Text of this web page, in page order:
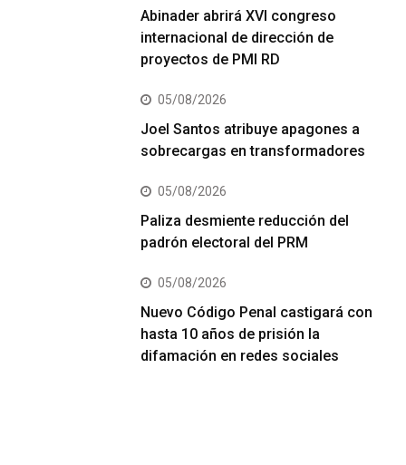
Abinader abrirá XVI congreso
internacional de dirección de
proyectos de PMI RD
05/08/2026
Joel Santos atribuye apagones a
sobrecargas en transformadores
05/08/2026
Paliza desmiente reducción del
padrón electoral del PRM
05/08/2026
Nuevo Código Penal castigará con
hasta 10 años de prisión la
difamación en redes sociales